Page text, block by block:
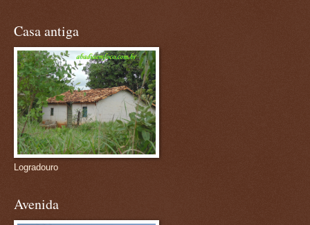
Casa antiga
Logradouro
Avenida